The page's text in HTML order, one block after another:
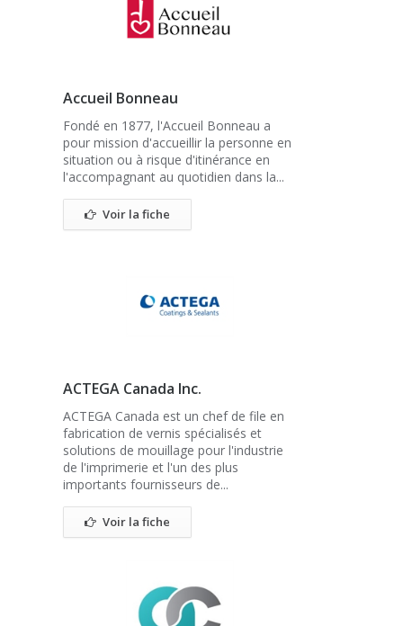
Accueil Bonneau
Fondé en 1877, l'Accueil Bonneau a
pour mission d'accueillir la personne en
situation ou à risque d'itinérance en
l'accompagnant au quotidien dans la...
Voir la fiche
ACTEGA Canada Inc.
ACTEGA Canada est un chef de file en
fabrication de vernis spécialisés et
solutions de mouillage pour l'industrie
de l'imprimerie et l'un des plus
importants fournisseurs de...
Voir la fiche